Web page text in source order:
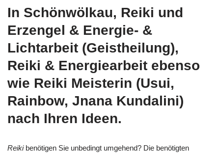
In Schönwölkau, Reiki und
Erzengel & Energie- &
Lichtarbeit (Geistheilung),
Reiki & Energiearbeit ebenso
wie Reiki Meisterin (Usui,
Rainbow, Jnana Kundalini)
nach Ihren Ideen.
Reikibenötigen Sie unbedingt umgehend? Die benötigten